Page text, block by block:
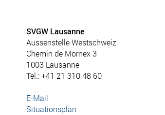
SVGW Lausanne
Aussenstelle Westschweiz
Chemin de Mornex 3
1003 Lausanne
Tel.: +41 21 310 48 60
E-Mail
Situationsplan